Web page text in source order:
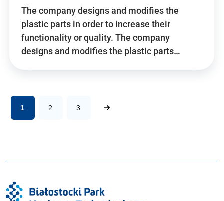
The company designs and modifies the
plastic parts in order to increase their
functionality or quality. The company
designs and modifies the plastic parts…
1 2 3